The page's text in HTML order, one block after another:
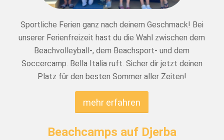
Sportliche Ferien ganz nach deinem Geschmack! Bei
unserer Ferienfreizeit hast du die Wahl zwischen dem
Beachvolleyball-, dem Beachsport- und dem
Soccercamp. Bella Italia ruft. Sicher dir jetzt deinen
Platz für den besten Sommer aller Zeiten!
mehr erfahren
Beachcamps auf Djerba